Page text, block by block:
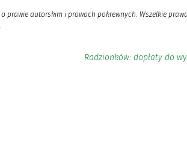
prawie autorskim i prawach pokrewnych. Wszelkie
Radzionków: dopłaty do